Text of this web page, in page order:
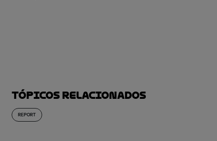
Tópicos relacionados
REPORT